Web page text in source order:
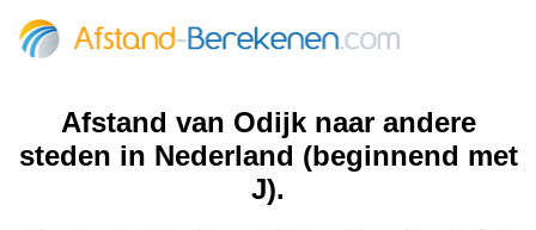
Afstand van Odijk naar andere
steden in Nederland (beginnend met
J).